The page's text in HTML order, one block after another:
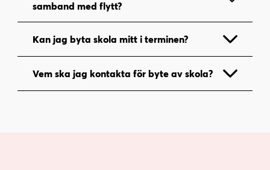
samband med flytt?
Kan jag byta skola mitt i terminen?
Vem ska jag kontakta för byte av skola?